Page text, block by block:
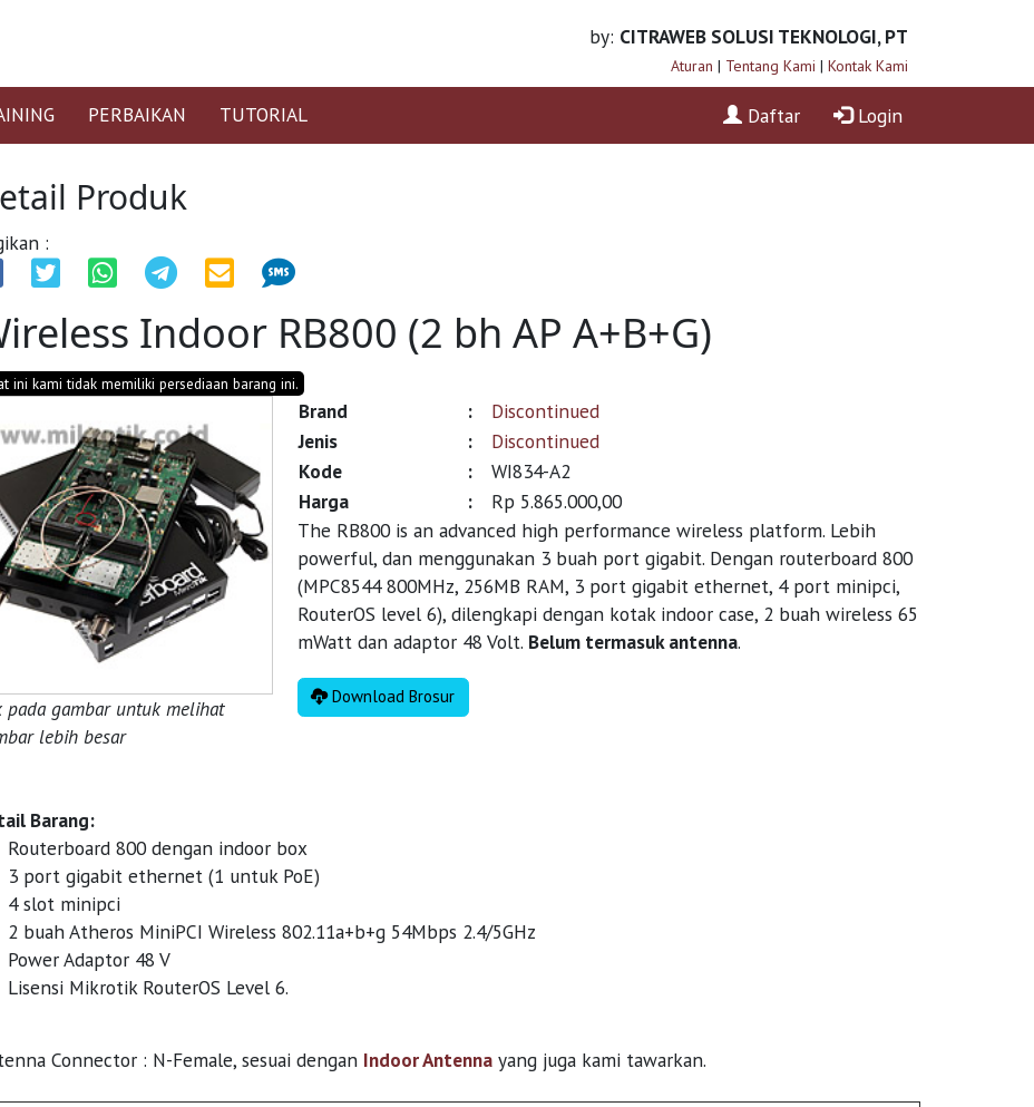
by: CITRAWEB SOLUSI TEKNOLOGI, PT
Aturan | Tentang Kami | Kontak Kami
PERBAIKAN TUTORIAL Daftar Login
Produk
:
Indoor RB800 (2 bh AP A+B+G)
ini kami tidak memiliki persediaan barang ini.
pada gambar untuk melihat
lebih besar
Brand :
Discontinued
Jenis
:
Discontinued
Kode
:
WI834-A2
Harga
:
Rp 5.865.000,00
The RB800 is an advanced high performance wireless platform. Lebih
powerful, dan menggunakan 3 buah port gigabit. Dengan routerboard 800
(MPC8544 800MHz, 256MB RAM, 3 port gigabit ethernet, 4 port minipci,
RouterOS level 6), dilengkapi dengan kotak indoor case, 2 buah wireless 65
mWatt dan adaptor 48 Volt. Belum termasuk antenna.
Download Brosur
Barang:
Routerboard 800 dengan indoor box
3 port gigabit ethernet (1 untuk PoE)
4 slot minipci
2 buah Atheros MiniPCI Wireless 802.11a+b+g 54Mbps 2.4/5GHz
Power Adaptor 48 V
Lisensi Mikrotik RouterOS Level 6.
Connector : N-Female, sesuai dengan Indoor Antennayang juga kami tawarkan.